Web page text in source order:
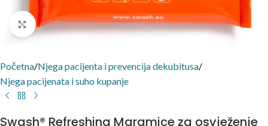
Click to enlarge
Početna/Njega pacijenta i prevencija dekubitusa/
Njega pacijenata i suho kupanje
Swash® Refreshing Maramice za osvježenje